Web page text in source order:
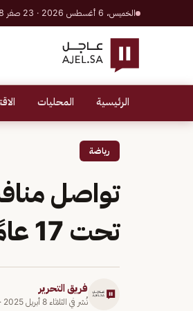
الخميس، 6 أغسطس 2026 · 23 صفر 1448 هـ
الرئيسية المحليات
رياضة
تواصل
تحت 17 عامًا في جدة والطائف
فريق التحرير
نُشر في الثلاثاء 8 أبريل 2025 ·